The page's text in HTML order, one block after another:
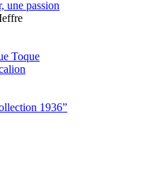
une passion
Toque
1936”